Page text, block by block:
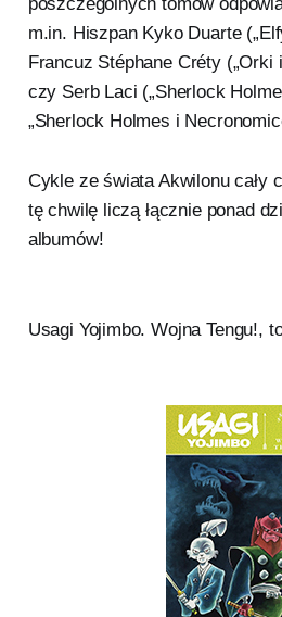
m.in. Hiszpan Kyko Duarte
Francuz Stéphane Créty („Orki
czy Serb Laci („Sherlock
„Sherlock Holmes i
Cykle ze świata Akwilonu cały
tę chwilę liczą łącznie ponad
albumów!
Usagi Yojimbo. Wojna Tengu!,